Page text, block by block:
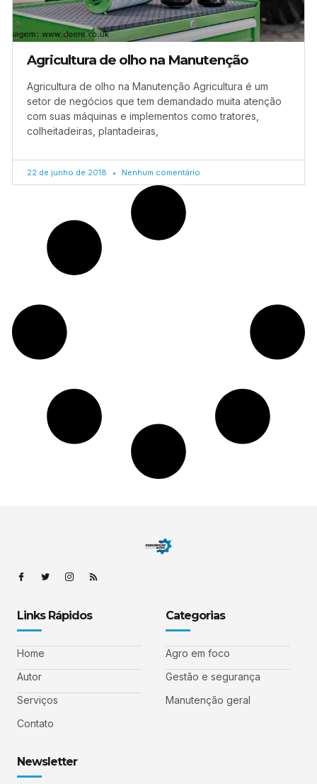
Agricultura de olho na Manutenção
Agricultura de olho na Manutenção Agricultura é um
setor de negócios que tem demandado muita atenção
com suas máquinas e implementos como tratores,
colheitadeiras, plantadeiras,
22 de junho de 2018 Nenhum comentário
Links Rápidos
Home
Autor
Serviços
Contato
Categorias
Agro em foco
Gestão e segurança
Manutenção geral
Newsletter